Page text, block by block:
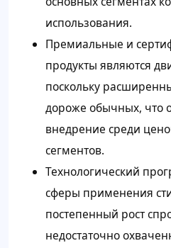
использования.
Премиальные и
продукты являются
поскольку
дороже обычных, что
внедрение среди
сегментов.
Технологический
сферы применения
постепенный рост
недостаточно